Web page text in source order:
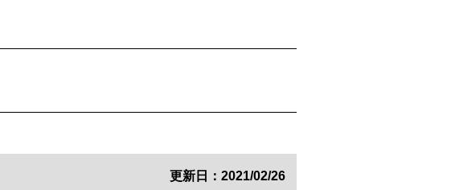
更新日：2021/02/26